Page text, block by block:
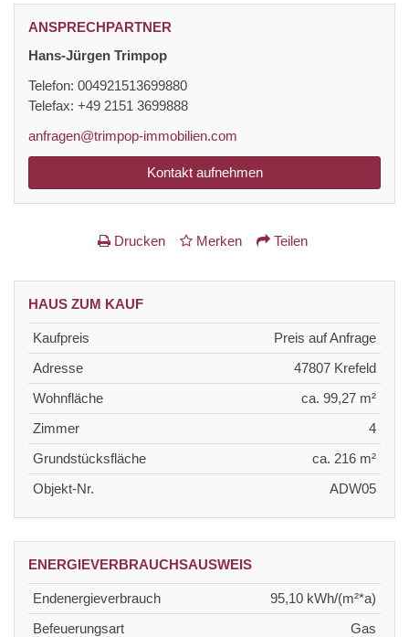
ANSPRECHPARTNER
Hans-Jürgen Trimpop
Telefon: 004921513699880
Telefax: +49 2151 3699888
anfragen@trimpop-immobilien.com
Kontakt aufnehmen
Drucken Merken Teilen
HAUS ZUM KAUF
Kaufpreis
Preis auf Anfrage
Adresse
47807 Krefeld
Wohnfläche
ca. 99,27 m²
Zimmer
4
Grundstücksfläche
ca. 216 m²
Objekt-Nr.
ADW05
ENERGIEVERBRAUCHSAUSWEIS
Endenergieverbrauch
95,10 kWh/(m²*a)
Befeuerungsart
Gas